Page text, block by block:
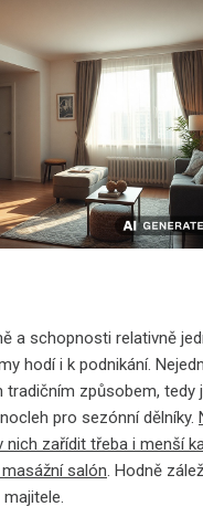
a schopnosti relativně
hodí i k podnikání.
tradičním způsobem, tedy
pro sezónní dělníky.
nich zařídit třeba i menší
salón. Hodně